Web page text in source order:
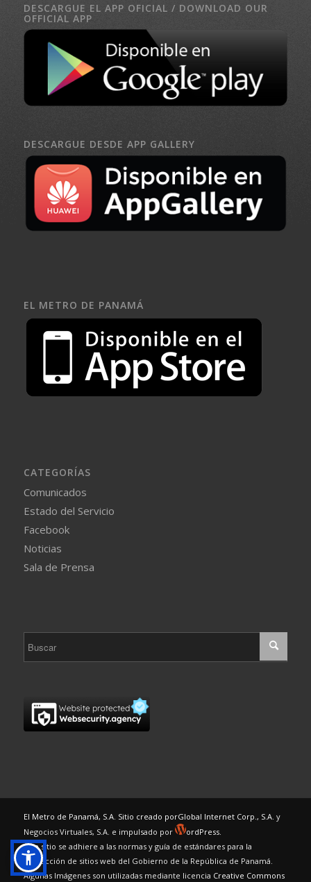
DESCARGUE EL APP OFICIAL / DOWNLOAD OUR
OFFICIAL APP
DESCARGUE DESDE APP GALLERY
EL METRO DE PANAMÁ
CATEGORÍAS
Comunicados
Estado del Servicio
Facebook
Noticias
Sala de Prensa
El Metro de Panamá, S.A. Sitio creado porGlobal Internet Corp., S.A. y
Negocios Virtuales, S.A. e impulsado por
ordPress.
Este sitio se adhiere a las normas y guía de estándares para la
confección de sitios web del Gobierno de la República de Panamá.
Algunas Imágenes son utilizadas mediante licencia Creative Commons